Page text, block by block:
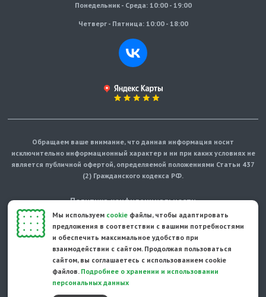
Мы используем cookie файлы, чтобы адаптировать
предложения в соответствии с вашими потребностями
и обеспечить максимальное удобство при
взаимодействии с сайтом. Продолжая пользоваться
сайтом, вы соглашаетесь с использованием cookie
файлов. Подробнее о хранении и использовании
персональных данных
Понедельник - Среда: 10:00 - 19:00
Четверг - Пятница: 10:00 - 18:00
© Протепло-СПб, 2011-2026
Обращаем ваше внимание, что данная информация носит
исключительно информационный характер и ни при каких условиях не
является публичной офертой, определяемой положениями Статьи 437
(2) Гражданского кодекса РФ.
Политика конфиденциальности
Карта сайта
Разработано студией Feel Good St